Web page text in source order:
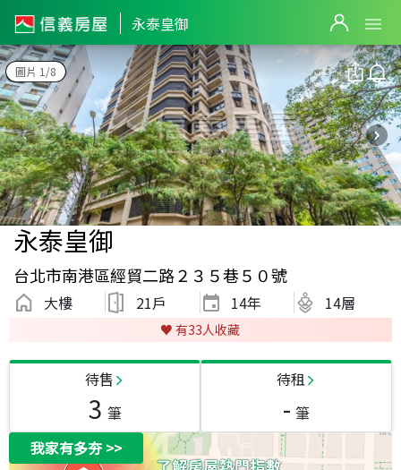
永泰皇御
圖片 1/8
永泰皇御
台北市南港區經貿二路２３５巷５０號
大樓 21戶 14年 14層
♥️ 有33人收藏
待售
3 筆
待租
- 筆
我家有多夯>>